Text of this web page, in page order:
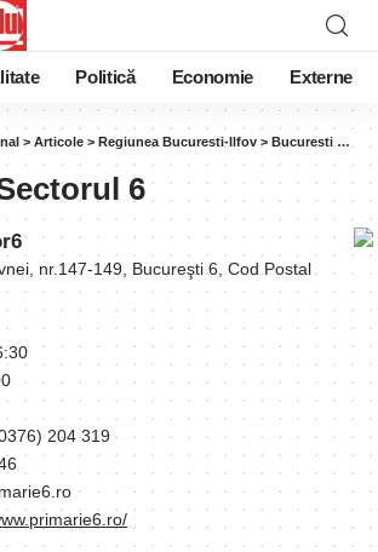
Politică Economie Externe
> Articole > Regiunea Bucuresti-Ilfov > Bucuresti
6
nr.147-149, Bucureşti 6, Cod Postal
204 319